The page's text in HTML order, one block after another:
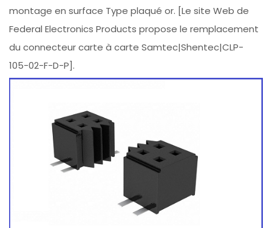
montage en surface Type plaqué or. [Le site Web de
Federal Electronics Products propose le remplacement
du connecteur carte à carte Samtec|Shentec|CLP-
105-02-F-D-P].